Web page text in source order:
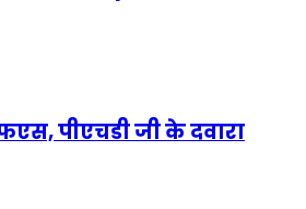
पीएचडी जी के दवारा